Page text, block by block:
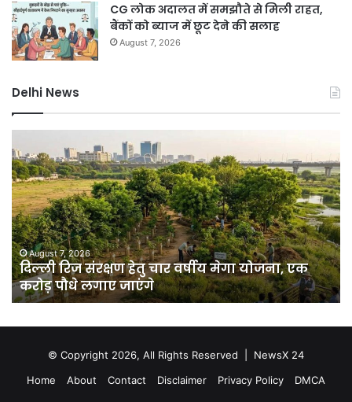
CG लोक अदालत में समझौते से मिली राहत,
बैंकों को ब्याज में छूट देने की सलाह
August 7, 2026
Delhi News
रिज
संरक्षण
हेतु
चार
वर्षीय
मेगा
योजना,
एक
करोड़
पौधे
August 7, 2026
दिल्ली रिज संरक्षण हेतु चार वर्षीय मेगा योजना, एक
करोड़ पौधे लगाए जाएंगे
पर
बड़े
का
से
© Copyright 2026, All Rights Reserved | NewsX 24
Home
About Contact Disclaimer Privacy Policy DMCA